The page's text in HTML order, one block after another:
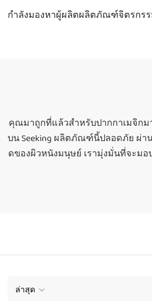
กำลังมองหาผู้ผลิตผลิตภัณฑ์จิตรกร
คุณมาถูกที่แล้วสำหรับปากกาเมจิกม
บน Seeking ผลิตภัณฑ์นี้ปลอดภัย ผ่า
ดของผิวหนังมนุษย์ เรามุ่งมั่นที่จะม
ล่าสุด